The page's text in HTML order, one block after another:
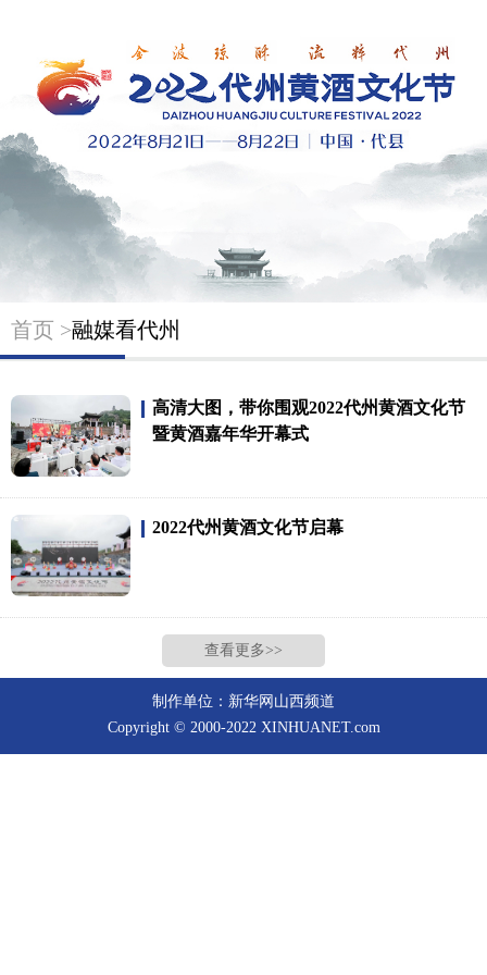
首页 >融媒看代州
高清大图，带你围观2022代州黄酒文化节
暨黄酒嘉年华开幕式
2022代州黄酒文化节启幕
查看更多>>
制作单位：新华网山西频道
Copyright © 2000-2022 XINHUANET.com